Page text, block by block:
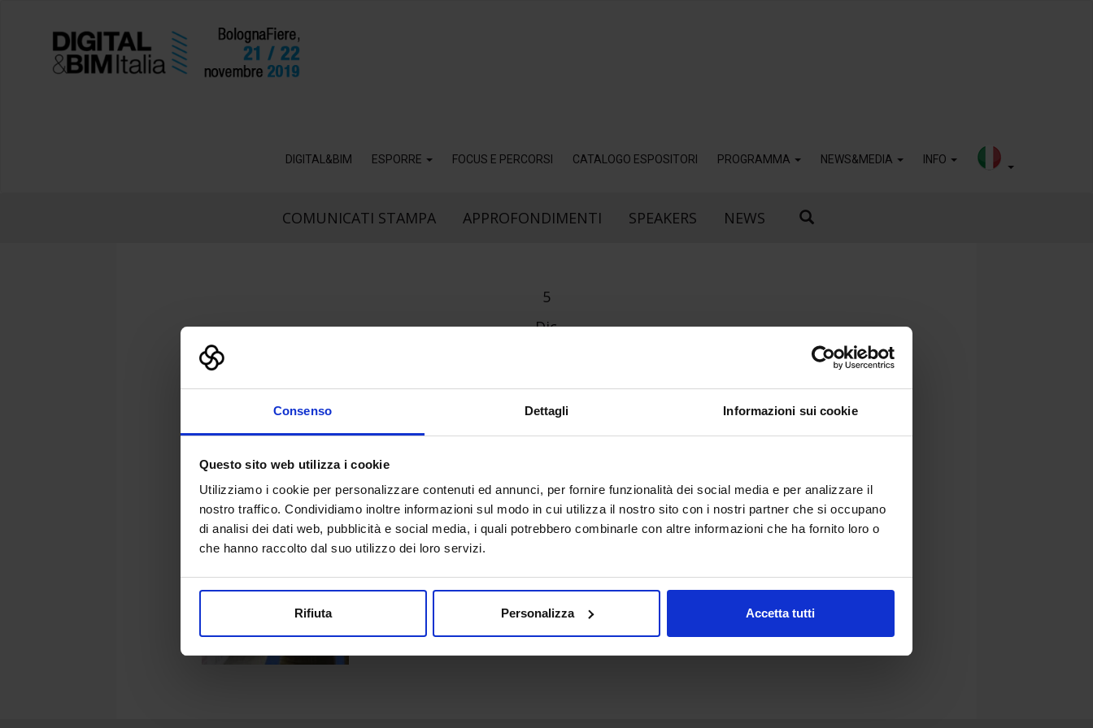
Consenso Dettagli Informazioni sui cookie
Questo sito web utilizza i cookie
Utilizziamo i cookie per personalizzare contenuti ed annunci, per fornire funzionalità dei social media e per analizzare il
nostro traffico. Condividiamo inoltre informazioni sul modo in cui utilizza il nostro sito con i nostri partner che si occupano
di analisi dei dati web, pubblicità e social media, i quali potrebbero combinarle con altre informazioni che ha fornito loro o
che hanno raccolto dal suo utilizzo dei loro servizi.
Rifiuta Personalizza Accetta tutti
DIGITAL&BIM ESPORRE FOCUS E PERCORSI CATALOGO ESPOSITORI PROGRAMMA NEWS&MEDIA INFO
COMUNICATI STAMPA APPROFONDIMENTI SPEAKERS NEWS
5
Dic
DIGITAL&BIM